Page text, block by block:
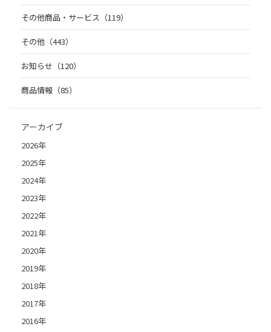
その他商品・サービス（119）
その他（443）
お知らせ（120）
商品情報（85）
アーカイブ
2026年
2025年
2024年
2023年
2022年
2021年
2020年
2019年
2018年
2017年
2016年